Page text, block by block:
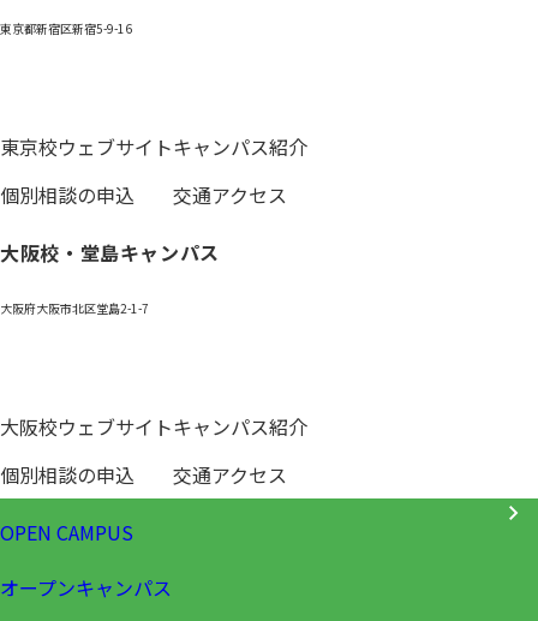
東京都新宿区新宿5-9-16
東京校ウェブサイトキャンパス紹介
個別相談の申込
交通アクセス
大阪校・堂島キャンパス
大阪府大阪市北区堂島2-1-7
大阪校ウェブサイトキャンパス紹介
個別相談の申込
交通アクセス
OPEN CAMPUS
オープンキャンパス